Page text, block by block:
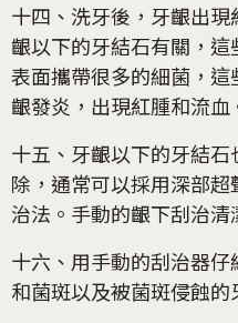
十四、洗牙後，牙齦出
齦以下的牙結石有關，
表面攜帶很多的細菌，
齦發炎，出現紅腫和流血
十五、牙齦以下的牙結
除，通常可以採用深部
治法。手動的齦下刮治清
十六、用手動的刮治器
和菌斑以及被菌斑侵蝕的